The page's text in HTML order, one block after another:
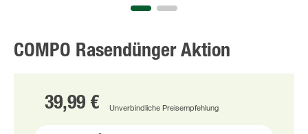
COMPO Rasendünger Aktion
39,99 € Unverbindliche Preisempfehlung